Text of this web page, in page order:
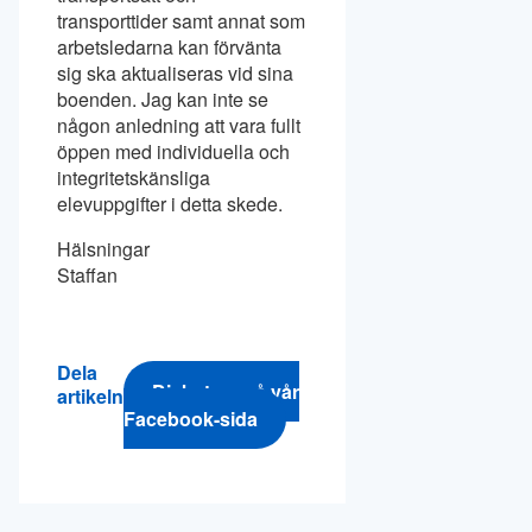
transporttider samt annat som
arbetsledarna kan förvänta
sig ska aktualiseras vid sina
boenden. Jag kan inte se
någon anledning att vara fullt
öppen med individuella och
integritetskänsliga
elevuppgifter i detta skede.
Hälsningar
Staffan
Dela
artikeln
Diskutera på vår
Facebook-sida